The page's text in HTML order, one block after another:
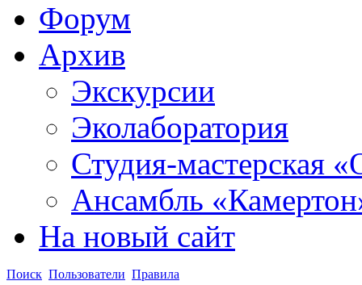
Форум
Архив
Экскурсии
Эколаборатория
Студия-мастерская
Ансамбль
На новый сайт
Поиск Пользователи Правила